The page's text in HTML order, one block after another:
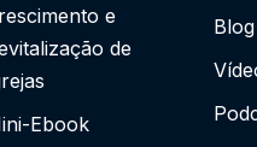
e
de
Ebook
Blog